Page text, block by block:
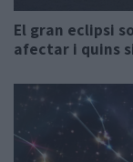
El gran eclipsi
afectar i quins